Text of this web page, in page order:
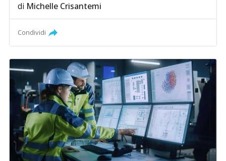
di Michelle Crisantemi
Condividi